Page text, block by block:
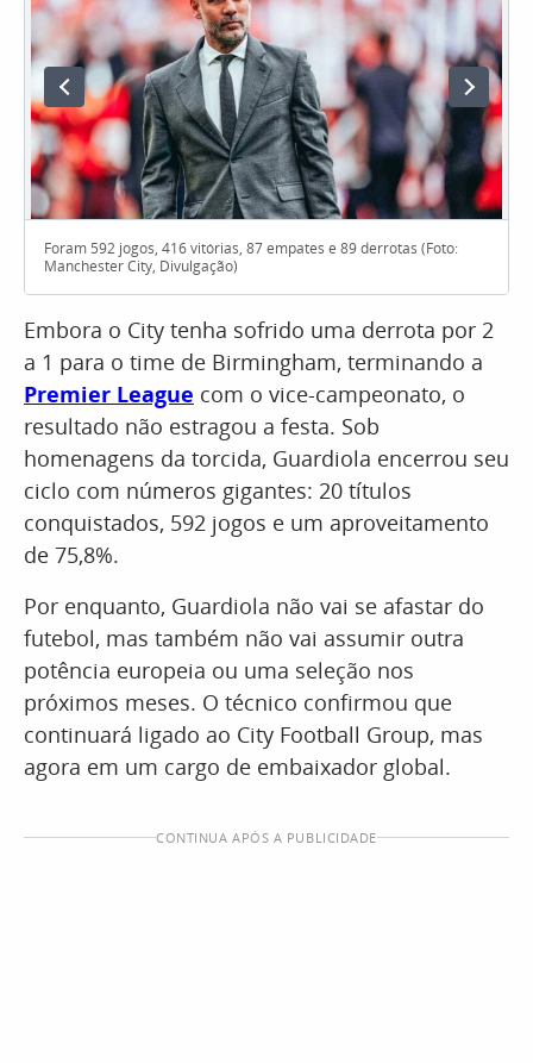
Foram 592 jogos, 416 vitórias, 87 empates e 89 derrotas (Foto:
Manchester City, Divulgação)
Embora o City tenha sofrido uma derrota por 2
a 1 para o time de Birmingham, terminando a
Premier League com o vice-campeonato, o
resultado não estragou a festa. Sob
homenagens da torcida, Guardiola encerrou seu
ciclo com números gigantes: 20 títulos
conquistados, 592 jogos e um aproveitamento
de 75,8%.
Por enquanto, Guardiola não vai se afastar do
futebol, mas também não vai assumir outra
potência europeia ou uma seleção nos
próximos meses. O técnico confirmou que
continuará ligado ao City Football Group, mas
agora em um cargo de embaixador global.
CONTINUA APÓS A PUBLICIDADE